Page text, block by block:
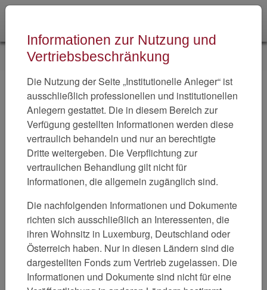
Skip to main navigation
Zum Hauptinhalt springen
Skip to page footer
Sie sind hier:
Home MMT Global Value
Antizyklisches Value-Investing
Show larger version
Informationen zur Nutzung und
Vertriebsbeschränkung
Die Nutzung der Seite „Institutionelle Anleger“ ist
ausschließlich professionellen und institutionellen
Anlegern gestattet. Die in diesem Bereich zur
Verfügung gestellten Informationen werden diese
vertraulich behandeln und nur an berechtigte
Dritte weitergeben. Die Verpflichtung zur
vertraulichen Behandlung gilt nicht für
Informationen, die allgemein zugänglich sind.
Die nachfolgenden Informationen und Dokumente
richten sich ausschließlich an Interessenten, die
ihren Wohnsitz in Luxemburg, Deutschland oder
Österreich haben. Nur in diesen Ländern sind die
dargestellten Fonds zum Vertrieb zugelassen. Die
Informationen und Dokumente sind nicht für eine